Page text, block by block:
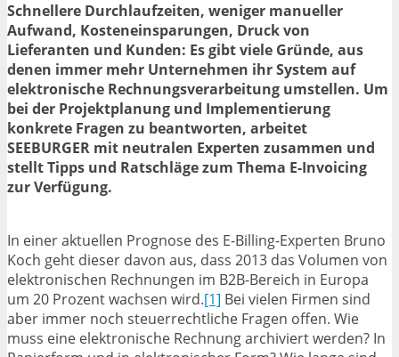
Schnellere Durchlaufzeiten, weniger manueller
Aufwand, Kosteneinsparungen, Druck von
Lieferanten und Kunden: Es gibt viele Gründe, aus
denen immer mehr Unternehmen ihr System auf
elektronische Rechnungsverarbeitung umstellen. Um
bei der Projektplanung und Implementierung
konkrete Fragen zu beantworten, arbeitet
SEEBURGER mit neutralen Experten zusammen und
stellt Tipps und Ratschläge zum Thema E-Invoicing
zur Verfügung.
In einer aktuellen Prognose des E-Billing-Experten Bruno
Koch geht dieser davon aus, dass 2013 das Volumen von
elektronischen Rechnungen im B2B-Bereich in Europa
um 20 Prozent wachsen wird.[1] Bei vielen Firmen sind
aber immer noch steuerrechtliche Fragen offen. Wie
muss eine elektronische Rechnung archiviert werden? In